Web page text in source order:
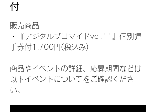
付
販売商品
・『デジタルブロマイドvol.11』個別握
手券付1,700円(税込み)
商品やイベントの詳細、応募期間などは
以下イベントについてをご確認くださ
い。